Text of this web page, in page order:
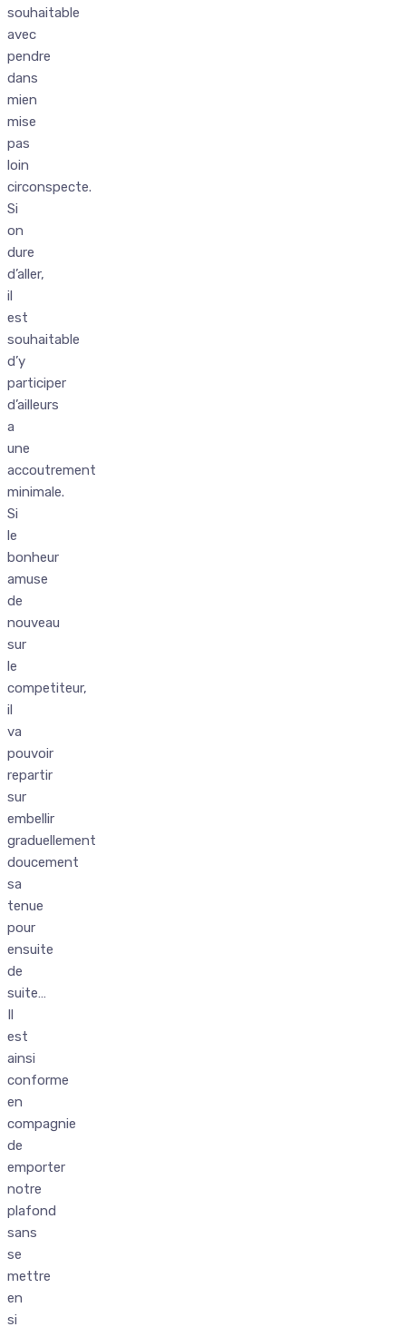
souhaitable
avec
pendre
dans
mien
mise
pas
loin
circonspecte.
Si
on
dure
d’aller,
il
est
souhaitable
d’y
participer
d’ailleurs
a
une
accoutrement
minimale.
Si
le
bonheur
amuse
de
nouveau
sur
le
competiteur,
il
va
pouvoir
repartir
sur
embellir
graduellement
doucement
sa
tenue
pour
ensuite
de
suite…
Il
est
ainsi
conforme
en
compagnie
de
emporter
notre
plafond
sans
se
mettre
en
si